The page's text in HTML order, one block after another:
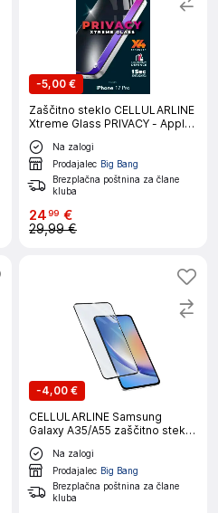
-5,00 €
Zaščitno steklo CELLULARLINE
Xtreme Glass PRIVACY - Apple
iPhone 17 PRO
Na zalogi
Prodajalec Big Bang
Brezplačna poštnina za člane
kluba
2499 €
29,99 €
-4,00 €
CELLULARLINE Samsung
Galaxy A35/A55 zaščitno steklo
za telefon
Na zalogi
Prodajalec Big Bang
Brezplačna poštnina za člane
kluba